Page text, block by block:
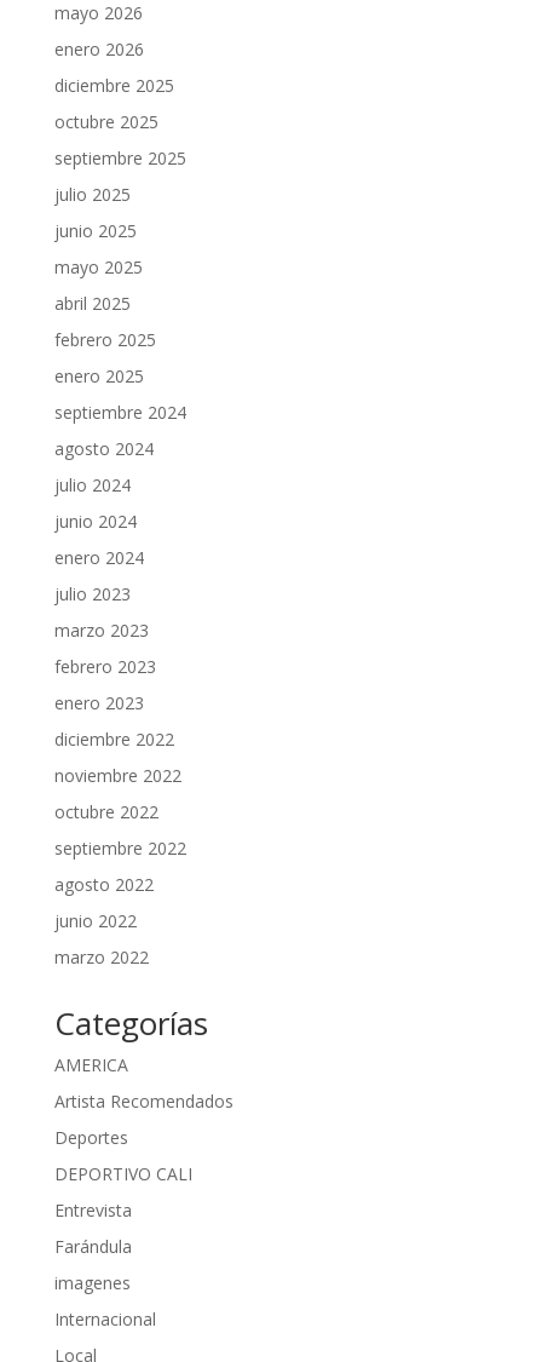
mayo 2026
enero 2026
diciembre 2025
octubre 2025
septiembre 2025
julio 2025
junio 2025
mayo 2025
abril 2025
febrero 2025
enero 2025
septiembre 2024
agosto 2024
julio 2024
junio 2024
enero 2024
julio 2023
marzo 2023
febrero 2023
enero 2023
diciembre 2022
noviembre 2022
octubre 2022
septiembre 2022
agosto 2022
junio 2022
marzo 2022
Categorías
AMERICA
Artista Recomendados
Deportes
DEPORTIVO CALI
Entrevista
Farándula
imagenes
Internacional
Local